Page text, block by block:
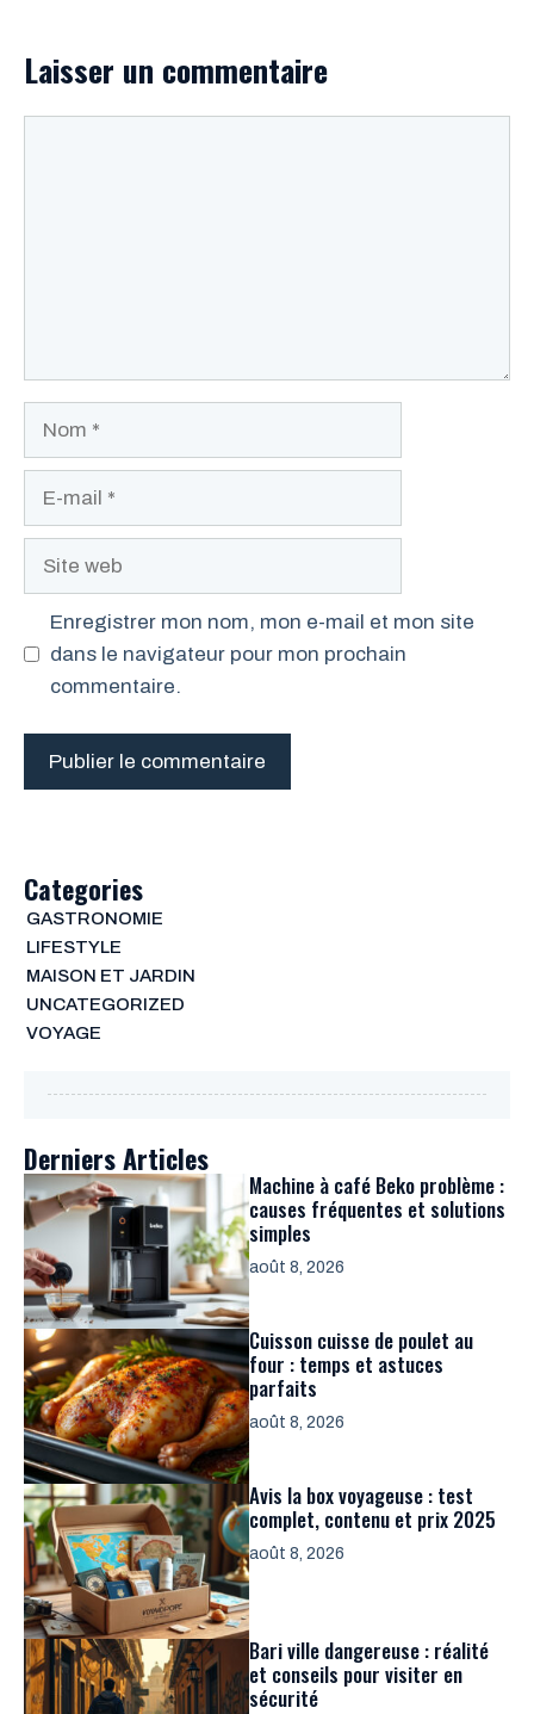
Laisser un commentaire
Site
Enregistrer mon nom, mon e-mail et mon site
dans le navigateur pour mon prochain
commentaire.
Categories
GASTRONOMIE
LIFESTYLE
MAISON ET JARDIN
UNCATEGORIZED
VOYAGE
Derniers Articles
Machine à café Beko problème :
causes fréquentes et solutions
simples
août 8, 2026
Cuisson cuisse de poulet au
four : temps et astuces
parfaits
août 8, 2026
Avis la box voyageuse : test
complet, contenu et prix 2025
août 8, 2026
Bari ville dangereuse : réalité
et conseils pour visiter en
sécurité